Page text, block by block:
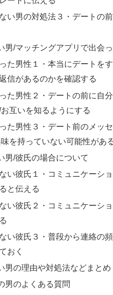
い男の対処法３・デートの
男/マッチングアプリで出会
た男性１・本当にデートを
信があるのかを確認する
た男性２・デートの前に自
互いを知るようにする
た男性３・デート前のメッ
を持っていない可能性があ
男/彼氏の場合について
い彼氏１・コミュニケーシ
と伝える
い彼氏２・コミュニケーシ
い彼氏３・普段から連絡の
おく
男の理由や対処法などまとめ
男のよくある質問